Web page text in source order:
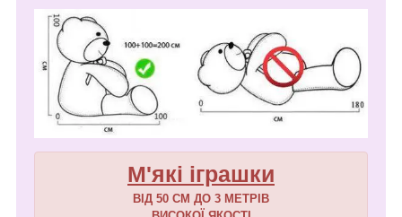
М'які іграшки
ВІД 50 СМ ДО 3 МЕТРІВ